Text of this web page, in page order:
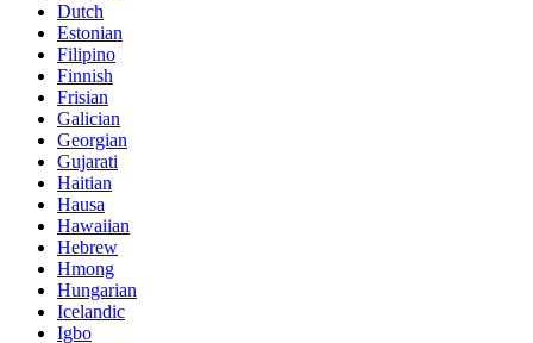
Dutch
Estonian
Filipino
Finnish
Frisian
Galician
Georgian
Gujarati
Haitian
Hausa
Hawaiian
Hebrew
Hmong
Hungarian
Icelandic
Igbo